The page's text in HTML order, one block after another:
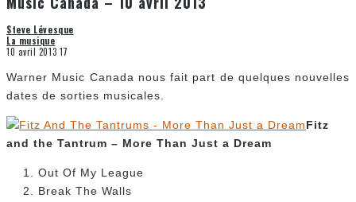
Steve Lévesque
La musique
10 avril 2013 17
Warner Music Canada nous fait part de quelques nouvelles
dates de sorties musicales.
Fitz
and the Tantrum – More Than Just a Dream
Out Of My League
Break The Walls